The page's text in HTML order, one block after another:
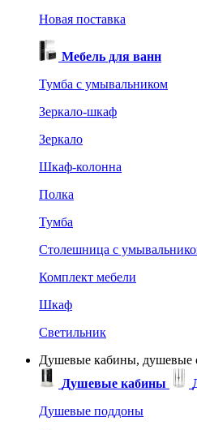
Новая поставка
Мебель для ванн
Тумба с умывальником
Зеркало-шкаф
Зеркало
Шкаф-колонна
Полка
Тумба
Столешница с
Комплект мебели
Шкаф
Светильник
Душевые кабины, душевые
Душевые кабины
Душевые поддоны